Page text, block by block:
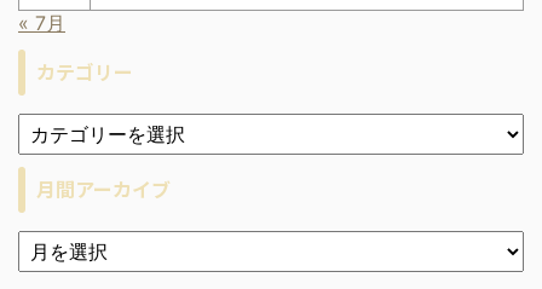
« 7月
カテゴリー
月間アーカイブ
ア
ー